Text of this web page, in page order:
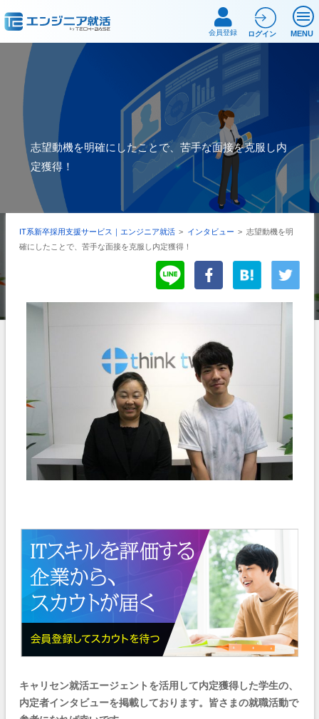
MENU
会員登録 ログイン
志望動機を明確にしたことで、苦手な面接を克服し内
定獲得！
IT系新卒採用支援サービス｜エンジニア就活 > インタビュー > 志望動機を明
確にしたことで、苦手な面接を克服し内定獲得！
キャリセン就活エージェントを活用して内定獲得した学生の、
内定者インタビューを掲載しております。皆さまの就職活動で